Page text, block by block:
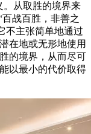
。从取胜的境界来
战百胜，非善之
不主张简单地通过
在地或无形地使用
的境界，从而尽可
以最小的代价取得